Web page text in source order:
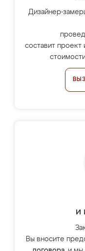
Дизайнер-
составит проект
и
Вы вносите